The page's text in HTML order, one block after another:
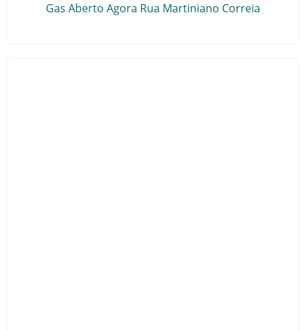
Gas Aberto Agora Rua Martiniano Correia